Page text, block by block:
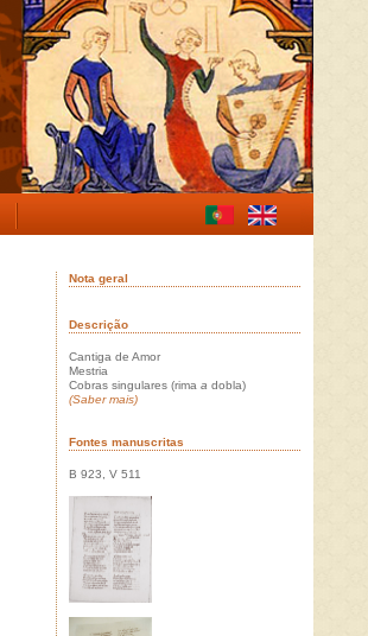
Nota geral
Descrição
Cantiga de Amor
Mestria
Cobras singulares (rima a dobla)
(Saber mais)
Fontes manuscritas
B 923, V 511